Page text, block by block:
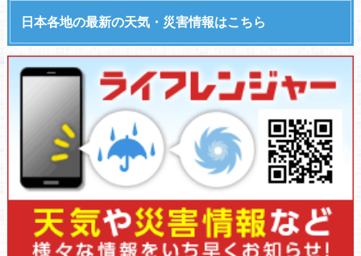
日本各地の最新の天気・災害情報はこちら